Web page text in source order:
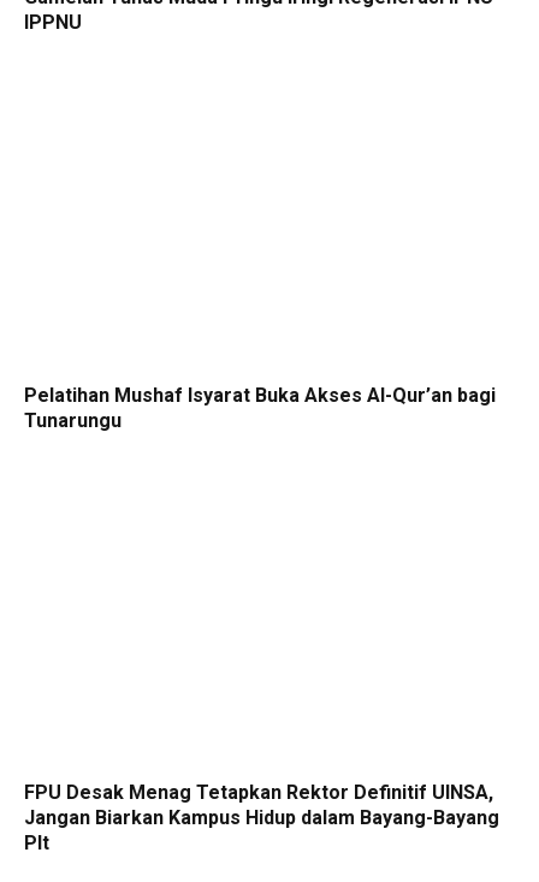
IPPNU
Pelatihan Mushaf Isyarat Buka Akses Al-Qur’an bagi
Tunarungu
FPU Desak Menag Tetapkan Rektor Definitif UINSA,
Jangan Biarkan Kampus Hidup dalam Bayang-Bayang
Plt